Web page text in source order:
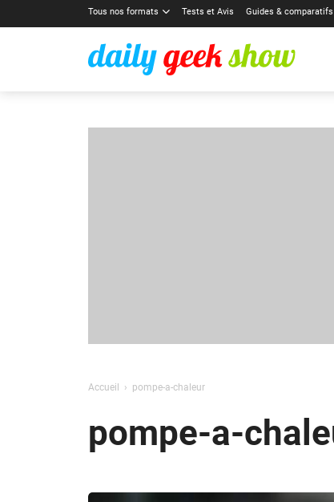
Tous nos formats Tests et Avis Guides & comparatifs
Accueil pompe-a-chaleur
pompe-a-